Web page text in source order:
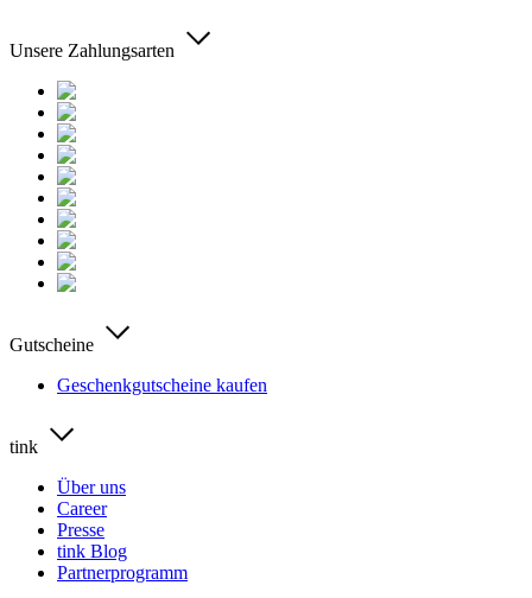
Unsere Zahlungsarten
Gutscheine
Geschenkgutscheine kaufen
tink
Über uns
Career
Presse
tink Blog
Partnerprogramm